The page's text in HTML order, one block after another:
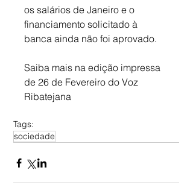
os salários de Janeiro e o
financiamento solicitado à
banca ainda não foi aprovado.
Saiba mais na edição impressa
de 26 de Fevereiro do Voz
Ribatejana
Tags:
sociedade